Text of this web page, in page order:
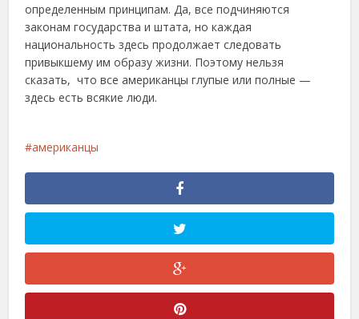
определенным принципам. Да, все подчиняются
законам государства и штата, но каждая
национальность здесь продолжает следовать
привыкшему им образу жизни. Поэтому нельзя
сказать, что все американцы глупые или полные —
здесь есть всякие люди.
американцы